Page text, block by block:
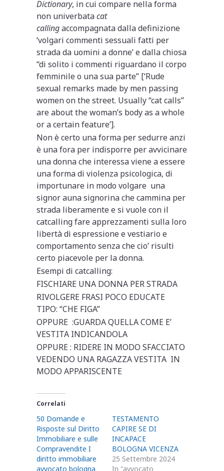
Dictionary, in cui compare nella forma
non univerbatacat
callingaccompagnata dalla definizione
‘volgari commenti sessuali fatti per
strada da uomini a donne’ e dalla chiosa
“di solito i commenti riguardano il corpo
femminile o una sua parte” [‘Rude
sexual remarks made by men passing
women on the street. Usually “cat calls”
are about the woman’s body as a whole
or a certain feature’].
Non è certo una forma per sedurre anzi
è una fora per indisporre per avvicinare
una donna che interessa viene a essere
una forma di violenza psicologica, di
importunare in modo volgare una
signor auna signorina che cammina per
strada liberamente e si vuole con il
catcalling fare apprezzamenti sulla loro
libertà di espressione e vestiario e
comportamento senza che cio’ risulti
certo piacevole per la donna.
Esempi di catcalling:
FISCHIARE UNA DONNA PER STRADA
RIVOLGERE FRASI POCO EDUCATE
TIPO: “CHE FIGA”
OPPURE :GUARDA QUELLA COME E’
VESTITA INDICANDOLA
OPPURE : RIDERE IN MODO SFACCIATO
VEDENDO UNA RAGAZZA VESTITA IN
MODO APPARISCENTE
Correlati
50 Domande e
Risposte sul Diritto
Immobiliare e sulle
Compravendite I
diritto immobiliare
avvocato bologna
TESTAMENTO
CAPIRE SE DI
INCAPACE
BOLOGNA VICENZA
25 Settembre 2024
In "avvocato